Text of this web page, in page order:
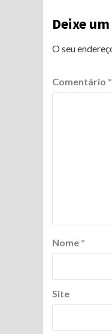
Deixe
O seu
Comentário *
Nome *
Site